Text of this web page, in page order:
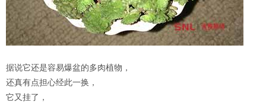
据说它还是容易爆盆的多肉植物，
还真有点担心经此一换，
它又挂了，